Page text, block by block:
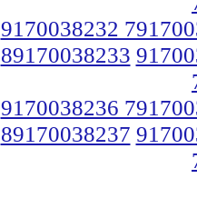
9170038232
89170038233
9170038236
89170038237